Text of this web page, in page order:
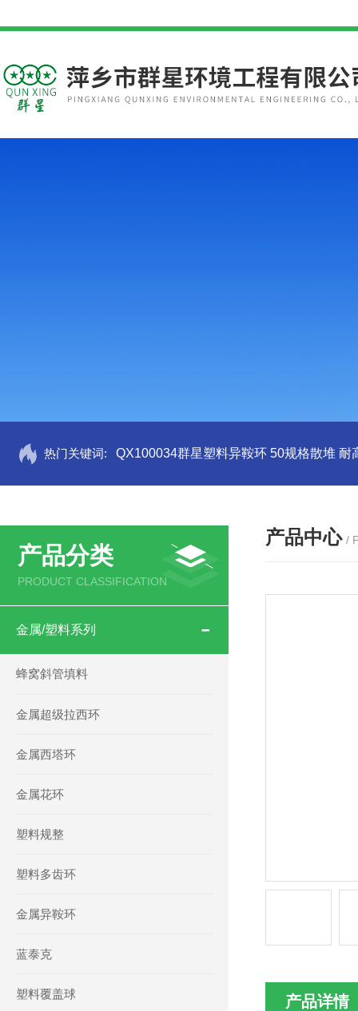
热门关键词: QX100034群星塑料异鞍环 50规格散堆 耐
产品分类
PRODUCT CLASSIFICATION
金属/塑料系列
蜂窝斜管填料
金属超级拉西环
金属西塔环
金属花环
塑料规整
塑料多齿环
金属异鞍环
蓝泰克
塑料覆盖球
产品中心 /
产品详情